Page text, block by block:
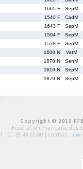
1665 F
SepM
1540 F
CadM
1643 F
SepM
1594 F
SepM
1578 F
SepM
1600 N
VetM
1870 N
SenM
1610 N
SepM
1870 N SepM
Copyright © 2015
Fédération Française des
: 01 39 44 65 80 | contact :